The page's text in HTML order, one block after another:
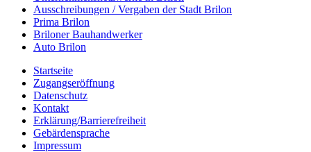
Ausschreibungen / Vergaben der Stadt Brilon
Prima Brilon
Briloner Bauhandwerker
Auto Brilon
Startseite
Zugangseröffnung
Datenschutz
Kontakt
Erklärung/Barrierefreiheit
Gebärdensprache
Impressum